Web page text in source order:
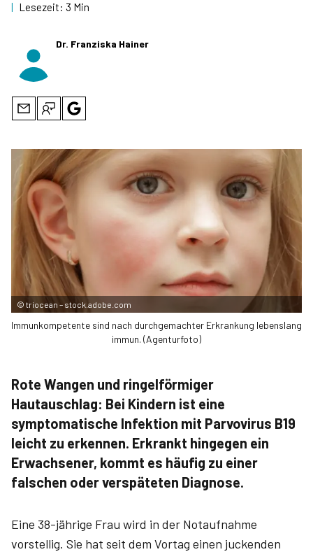
| Lesezeit: 3 Min
Dr. Franziska Hainer
© triocean – stock.adobe.com
Immunkompetente sind nach durchgemachter Erkrankung lebenslang
immun. (Agenturfoto)
Rote Wangen und ringelförmiger
Hautauschlag: Bei Kindern ist eine
symptomatische Infektion mit Parvovirus B19
leicht zu erkennen. Erkrankt hingegen ein
Erwachsener, kommt es häufig zu einer
falschen oder verspäteten Diagnose.
Eine 38-jährige Frau wird in der Notaufnahme
vorstellig. Sie hat seit dem Vortag einen juckenden